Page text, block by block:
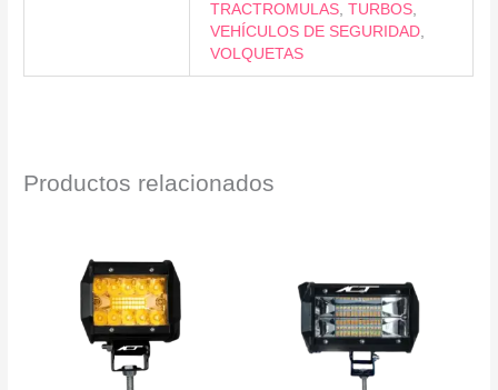
TRACTROMULAS,TURBOS,
VEHÍCULOS DE SEGURIDAD,
VOLQUETAS
Productos relacionados